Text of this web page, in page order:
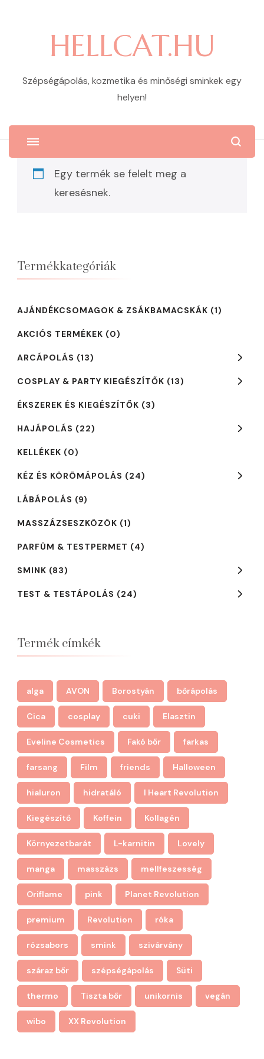
HELLCAT.HU
Szépségápolás, kozmetika és minőségi sminkek egy
helyen!
Egy termék se felelt meg a
keresésnek.
Termékkategóriák
AJÁNDÉKCSOMAGOK & ZSÁKBAMACSKÁK (1)
AKCIÓS TERMÉKEK (0)
ARCÁPOLÁS (13)
COSPLAY & PARTY KIEGÉSZÍTŐK (13)
ÉKSZEREK ÉS KIEGÉSZÍTŐK (3)
HAJÁPOLÁS (22)
KELLÉKEK (0)
KÉZ ÉS KÖRÖMÁPOLÁS (24)
LÁBÁPOLÁS (9)
MASSZÁZSESZKÖZÖK (1)
PARFÜM & TESTPERMET (4)
SMINK (83)
TEST & TESTÁPOLÁS (24)
Termék címkék
alga AVON Borostyán bőrápolás
Cica cosplay cuki Elasztin
Eveline Cosmetics Fakó bőr farkas
farsang Film friends Halloween
hialuron hidratáló I Heart Revolution
Kiegészítő Koffein Kollagén
Környezetbarát L-karnitin Lovely
manga masszázs mellfeszesség
Oriflame pink Planet Revolution
premium Revolution róka
rózsabors smink szivárvány
száraz bőr szépségápolás Süti
thermo Tiszta bőr unikornis vegán
wibo XX Revolution